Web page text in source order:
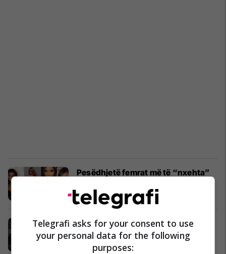
Pesëdhjetë femrat më të “nxehta”
Yjet 25/11/2017
Ndër të rrallët që e pranojnë, Pelle:
Po të mos ishin paratë nuk do të
shkoja në Kinë
Telegrafi asks for your consent to use
your personal data for the following
purposes: